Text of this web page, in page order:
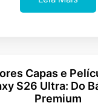
Capas e
S26 Ultra: Do
Premium